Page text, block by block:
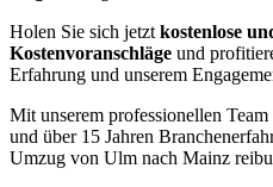
Holen Sie sich jetzt kostenlose
Kostenvoranschläge und
Erfahrung und unserem
Mit unserem professionellen
und über 15 Jahren
Umzug von Ulm nach Mainz